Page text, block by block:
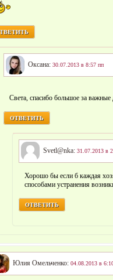
Оксана:30.07.2013 в 8:57 пп
Света, спасибо большое за важные
ОТВЕТИТЬ
Svetl@nka:31.07.2013 в
Хорошо бы если б каждая
способами устранения
ОТВЕТИТЬ
Юлия Омельченко:04.08.2013 в